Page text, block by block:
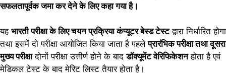
सफलतापूर्वक जमा कर देने के लिए कहा गया है।
यह भारती परीक्षा के लिए चयन प्रक्रिया कंप्यूटर बेस्ड टेस्टद्वारा निर्धारित होगा
तथा इसमें दो परीक्षा आयोजित किया जाता है पहलेप्रारंभिक परीक्षा तथा दूसरा
मुख्य परीक्षादोनों परीक्षा उत्तीर्ण होने के बादडॉक्यूमेंट वेरिफिकेशनहोता है एवं
मेडिकल टेस्ट के बाद मेरिट लिस्ट तैयार होता है।